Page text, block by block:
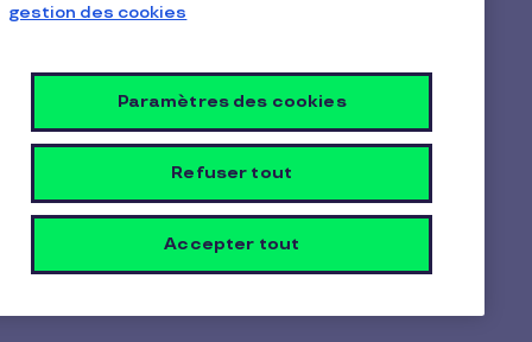
gestion des cookies
Paramètres des cookies
Refuser tout
Accepter tout